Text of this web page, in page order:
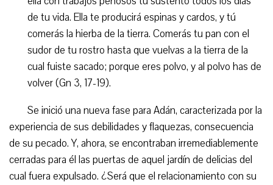
de tu vida. Ella te producirá espinas y cardos, y tú
comerás la hierba de la tierra. Comerás tu pan con el
sudor de tu rostro hasta que vuelvas a la tierra de la
cual fuiste sacado; porque eres polvo, y al polvo has de
volver (Gn 3, 17-19).
Se inició una nueva fase para Adán, caracterizada por la
experiencia de sus debilidades y flaquezas, consecuencia
de su pecado. Y, ahora, se encontraban irremediablemente
cerradas para él las puertas de aquel jardín de delicias del
cual fuera expulsado. ¿Será que el relacionamiento con su